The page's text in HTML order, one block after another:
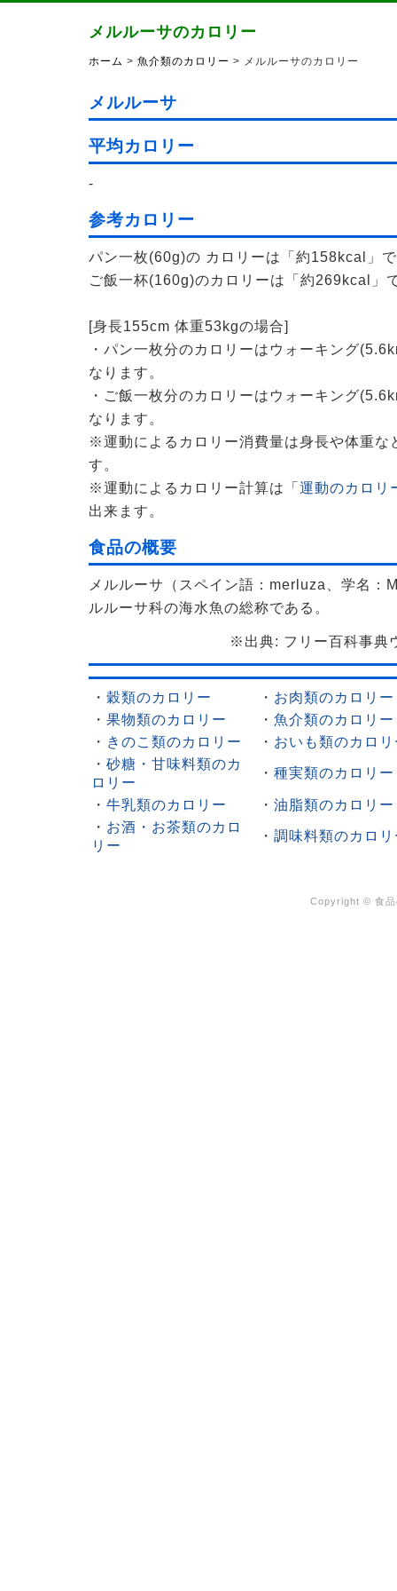
メルルーサのカロリー
ホーム > 魚介類のカロリー > メルルーサのカロリー
メルルーサ
平均カロリー
-
参考カロリー
パン一枚(60g)の カロリーは「約158kcal」
ご飯一杯(160g)のカロリーは「約269kcal」
[身長155cm 体重53kgの場合]
・パン一枚分のカロリーはウォーキング
なります。
・ご飯一枚分のカロリーはウォーキング
なります。
※運動によるカロリー消費量は身長や体重な
す。
※運動によるカロリー計算は「運動のカロリ
出来ます。
食品の概要
メルルーサ（スペイン語：merluza、学名：
ルルーサ科の海水魚の総称である。
※出典: フリー百科事典
・ 穀類のカロリー ・ お肉類のカロリー
・ 果物類のカロリー ・ 魚介類のカロリー
・ きのこ類のカロリー ・ おいも類のカロリ
・ 砂糖・甘味料類のカ
ロリー
・ 種実類のカロリー
・ 牛乳類のカロリー ・ 油脂類のカロリー
・ お酒・お茶類のカロ
リー
・ 調味料類のカロリ
Copyright © 食